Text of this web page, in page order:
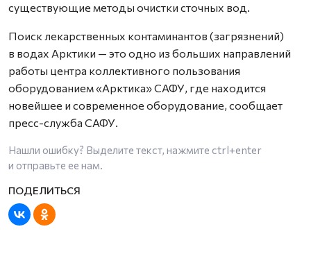
существующие методы очистки сточных вод.
Поиск лекарственных контаминантов (загрязнений)
в водах Арктики — это одно из больших направлений
работы центра коллективного пользования
оборудованием «Арктика» САФУ, где находится
новейшее и современное оборудование, сообщает
пресс-служба САФУ.
Нашли ошибку? Выделите текст, нажмите ctrl+enter
и отправьте ее нам.